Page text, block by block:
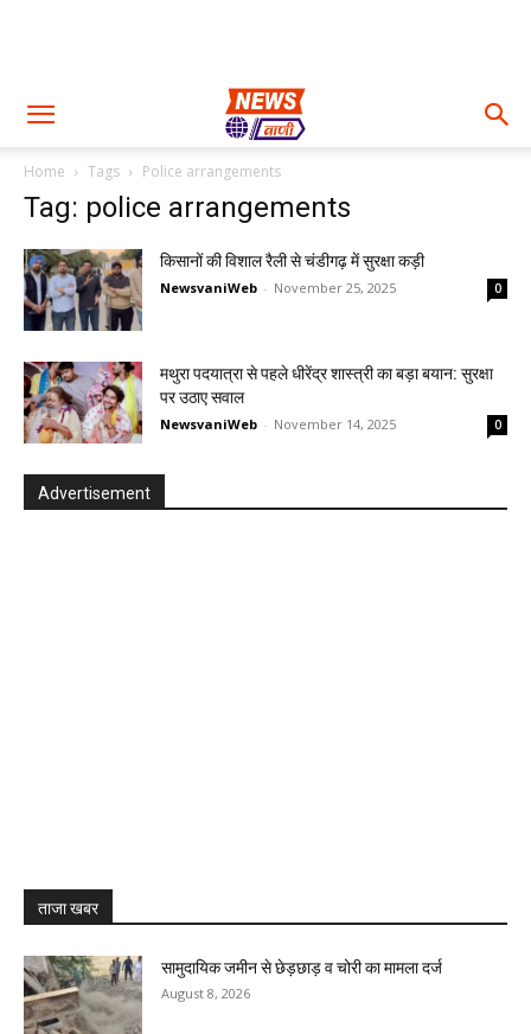
Home Tags Police arrangements
Tag: police arrangements
किसानों की विशाल रैली से चंडीगढ़ में सुरक्षा कड़ी
NewsvaniWeb - November 25, 2025 0
मथुरा पदयात्रा से पहले धीरेंद्र शास्त्री का बड़ा बयान: सुरक्षा
पर उठाए सवाल
NewsvaniWeb - November 14, 2025 0
Advertisement
ताजा खबर
सामुदायिक जमीन से छेड़छाड़ व चोरी का मामला दर्ज
August 8, 2026